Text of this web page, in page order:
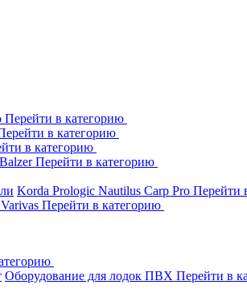
Перейти в категорию
в категорию
в категорию
BalzerПерейти в категорию
Korda Prologic Nautilus Carp Pro Перейти
Varivas Перейти в категорию
Оборудование для лодок ПВХ Перейти в